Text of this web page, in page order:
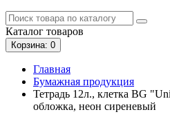
Каталог товаров
Корзина: 0
Главная
Бумажная продукция
Тетрадь 12л., клетка BG
обложка, неон сиреневый